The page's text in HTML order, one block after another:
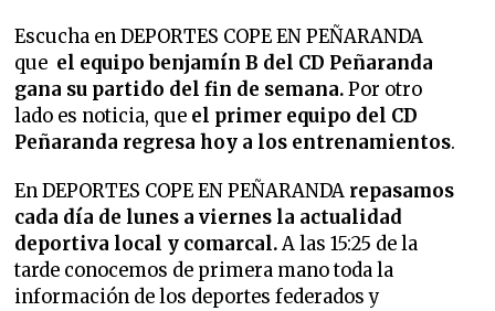
Escucha en DEPORTES COPE EN PEÑARANDA
que el equipo benjamín B del CD Peñaranda
gana su partido del fin de semana.Por otro
lado es noticia, que el primer equipo del CD
Peñaranda regresa hoy a los entrenamientos.
En DEPORTES COPE EN PEÑARANDA repasamos
cada día de lunes a viernes la actualidad
deportiva local y comarcal.A las 15:25 de la
tarde conocemos de primera mano toda la
información de los deportes federados y